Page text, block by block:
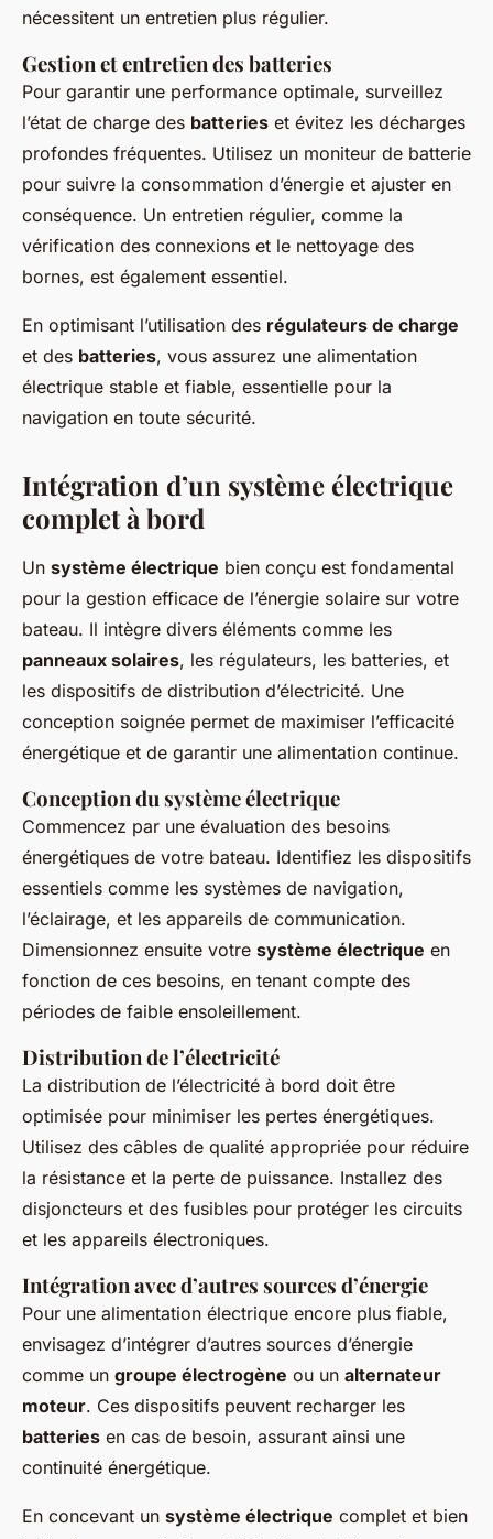
nécessitent un entretien plus régulier.
Gestion et entretien des batteries
Pour garantir une performance optimale, surveillez
l’état de charge des batteries et évitez les décharges
profondes fréquentes. Utilisez un moniteur de batterie
pour suivre la consommation d’énergie et ajuster en
conséquence. Un entretien régulier, comme la
vérification des connexions et le nettoyage des
bornes, est également essentiel.
En optimisant l’utilisation des régulateurs de charge
et des batteries, vous assurez une alimentation
électrique stable et fiable, essentielle pour la
navigation en toute sécurité.
Intégration d’un système électrique
complet à bord
Un système électrique bien conçu est fondamental
pour la gestion efficace de l’énergie solaire sur votre
bateau. Il intègre divers éléments comme les
panneaux solaires, les régulateurs, les batteries, et
les dispositifs de distribution d’électricité. Une
conception soignée permet de maximiser l’efficacité
énergétique et de garantir une alimentation continue.
Conception du système électrique
Commencez par une évaluation des besoins
énergétiques de votre bateau. Identifiez les dispositifs
essentiels comme les systèmes de navigation,
l’éclairage, et les appareils de communication.
Dimensionnez ensuite votre système électrique en
fonction de ces besoins, en tenant compte des
périodes de faible ensoleillement.
Distribution de l’électricité
La distribution de l’électricité à bord doit être
optimisée pour minimiser les pertes énergétiques.
Utilisez des câbles de qualité appropriée pour réduire
la résistance et la perte de puissance. Installez des
disjoncteurs et des fusibles pour protéger les circuits
et les appareils électroniques.
Intégration avec d’autres sources d’énergie
Pour une alimentation électrique encore plus fiable,
envisagez d’intégrer d’autres sources d’énergie
comme un groupe électrogène ou un alternateur
moteur. Ces dispositifs peuvent recharger les
batteries en cas de besoin, assurant ainsi une
continuité énergétique.
En concevant un système électrique complet et bien